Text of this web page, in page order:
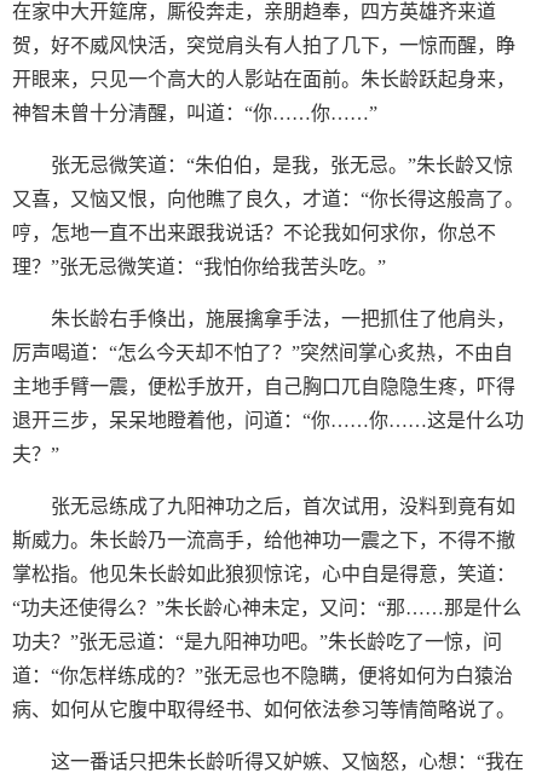
在家中大开筵席，厮役奔走，亲朋趋奉，四方英雄齐来道
贺，好不威风快活，突觉肩头有人拍了几下，一惊而醒，睁
开眼来，只见一个高大的人影站在面前。朱长龄跃起身来，
神智未曾十分清醒，叫道：“你……你……”
张无忌微笑道：“朱伯伯，是我，张无忌。”朱长龄又惊
又喜，又恼又恨，向他瞧了良久，才道：“你长得这般高了。
哼，怎地一直不出来跟我说话？不论我如何求你，你总不
理？”张无忌微笑道：“我怕你给我苦头吃。”
朱长龄右手倏出，施展擒拿手法，一把抓住了他肩头，
厉声喝道：“怎么今天却不怕了？”突然间掌心炙热，不由自
主地手臂一震，便松手放开，自己胸口兀自隐隐生疼，吓得
退开三步，呆呆地瞪着他，问道：“你……你……这是什么功
夫？”
张无忌练成了九阳神功之后，首次试用，没料到竟有如
斯威力。朱长龄乃一流高手，给他神功一震之下，不得不撤
掌松指。他见朱长龄如此狼狈惊诧，心中自是得意，笑道：
“功夫还使得么？”朱长龄心神未定，又问：“那……那是什么
功夫？”张无忌道：“是九阳神功吧。”朱长龄吃了一惊，问
道：“你怎样练成的？”张无忌也不隐瞒，便将如何为白猿治
病、如何从它腹中取得经书、如何依法参习等情简略说了。
这一番话只把朱长龄听得又妒嫉、又恼怒，心想：“我在